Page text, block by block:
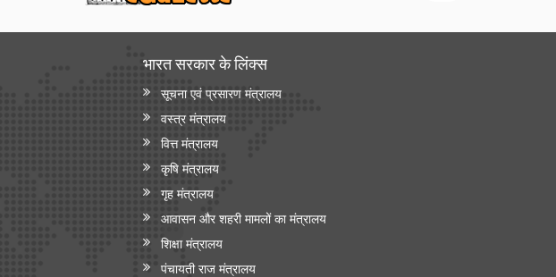
भारत सरकार के लिंक्‍स
सूचना एवं प्रसारण मंत्रालय
वस्त्र मंत्रालय
वित्त मंत्रालय
कृषि मंत्रालय
गृह मंत्रालय
आवासन और शहरी मामलों का मंत्रालय
शिक्षा मंत्रालय
पंचायती राज मंत्रालय